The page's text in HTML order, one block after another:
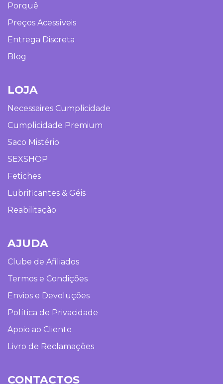
Porquê
Preços Acessíveis
Entrega Discreta
Blog
LOJA
Necessaires Cumplicidade
Cumplicidade Premium
Saco Mistério
SEXSHOP
Fetiches
Lubrificantes & Géis
Reabilitação
AJUDA
Clube de Afiliados
Termos e Condições
Envios e Devoluções
Política de Privacidade
Apoio ao Cliente
Livro de Reclamações
CONTACTOS